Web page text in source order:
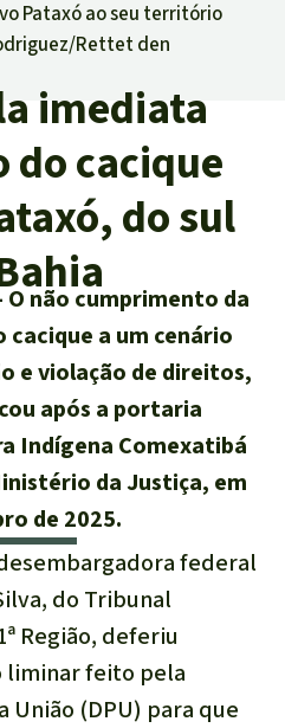
de palma
e
tropical
intensiva
de terras
de florestas
dos animais
de indígenas
região
Pataxó ao seu território
Rettet den
imediata
do cacique
do sul
O não cumprimento da
cacique a um cenário
e violação de direitos,
após a portaria
Indígena Comexatibá
da Justiça, em
de 2025.
federal
do Tribunal
Região, deferiu
feito pela
União (DPU) para que